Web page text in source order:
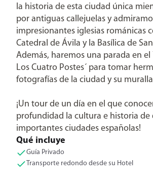
la historia de esta ciudad única
por antiguas callejuelas y
impresionantes iglesias románicas
Catedral de Ávila y la Basílica de
Además, haremos una parada en
Los Cuatro Postes´ para tomar
fotografías de la ciudad y su
¡Un tour de un día en el que
profundidad la cultura e historia de
importantes ciudades españolas!
Qué incluye
Guía Privado
Transporte redondo desde su Hotel